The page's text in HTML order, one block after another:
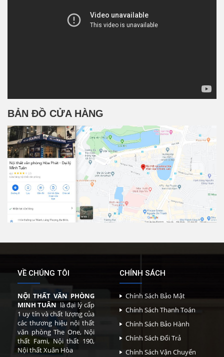
BẢN ĐỒ CỬA HÀNG
VỀ CHÚNG TÔI
NỘI THẤT VĂN PHÒNG
MINH TUÂN là đại lý cấp
1 uy tín và chất lượng của
các thương hiệu nội thất
văn phòng The One, Nội
thất Fami, Nội thất 190,
Nội thất Xuân Hòa
CHÍNH SÁCH
Chính Sách Bảo Mật
Chính Sách Thanh Toán
Chính Sách Bảo Hành
Chính Sách Đổi Trả
Chính Sách Vận Chuyển